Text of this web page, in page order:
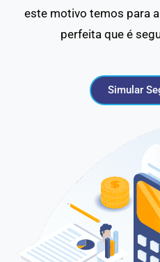
este motivo temos para
perfeita que é
Simular